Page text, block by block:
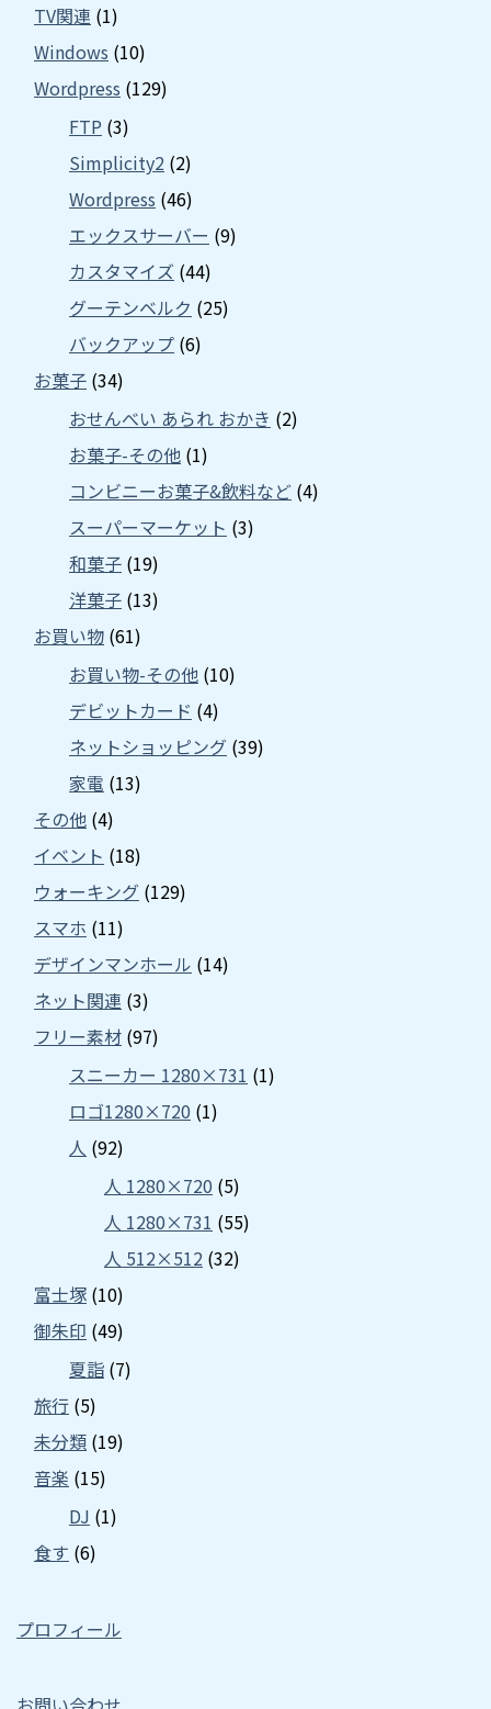
TV関連 (1)
Windows (10)
Wordpress (129)
FTP (3)
Simplicity2 (2)
Wordpress (46)
エックスサーバー (9)
カスタマイズ (44)
グーテンベルク (25)
バックアップ (6)
お菓子 (34)
おせんべい あられ おかき (2)
お菓子-その他 (1)
コンビニーお菓子&飲料など (4)
スーパーマーケット (3)
和菓子 (19)
洋菓子 (13)
お買い物 (61)
お買い物-その他 (10)
デビットカード (4)
ネットショッピング (39)
家電 (13)
その他 (4)
イベント (18)
ウォーキング (129)
スマホ (11)
デザインマンホール (14)
ネット関連 (3)
フリー素材 (97)
スニーカー 1280×731 (1)
ロゴ1280×720 (1)
人 (92)
人 1280×720 (5)
人 1280×731 (55)
人 512×512 (32)
富士塚 (10)
御朱印 (49)
夏詣 (7)
旅行 (5)
未分類 (19)
音楽 (15)
DJ (1)
食す (6)
プロフィール